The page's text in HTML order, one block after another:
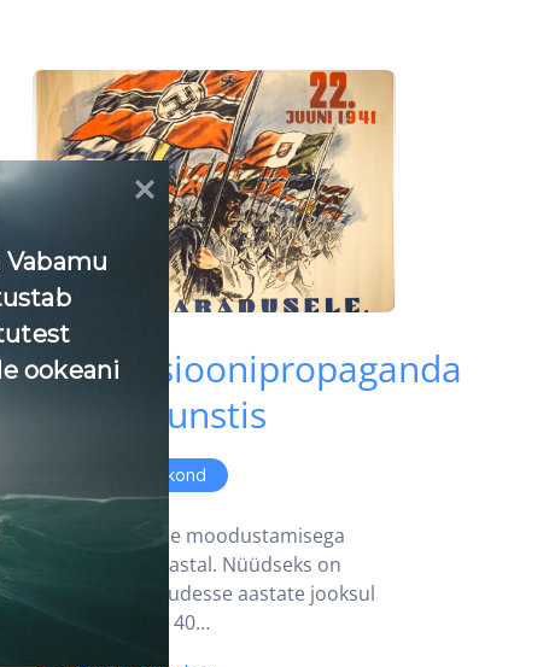
Okupatsioonipropaganda
plakatikunstis
Ajalugu ja ühiskond
Vabamu kogude moodustamisega
alustati 1998. aastal. Nüüdseks on
muuseumi kogudesse aastate jooksul
kogunenud üle 40…
Vabamu
ookeani